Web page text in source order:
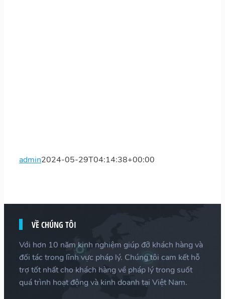
admin2024-05-29T04:14:38+00:00
VỀ CHÚNG TÔI
Với hơn 10 năm kinh nghiệm giúp đỡ khách hàng và
đối tác trong lĩnh vực pháp lý. Chúng tôi cam kết hỗ
trợ tốt nhất cho khách hàng về pháp lý trong suốt
quá trình hoạt động và kinh doanh tại Việt Nam.